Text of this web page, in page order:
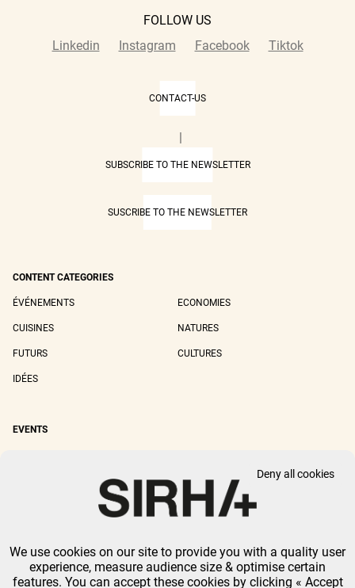
FOLLOW US
Linkedin
Instagram Facebook Tiktok
CONTACT-US
|
SUBSCRIBE TO THE NEWSLETTER
SUSCRIBE TO THE NEWSLETTER
CONTENT CATEGORIES
ÉVÉNEMENTS ECONOMIES
CUISINES NATURES
FUTURS CULTURES
IDÉES
EVENTS
SIRHA WORLD PASTRY CUP
LEGAL NOTICE PRIVACY POLICY GTU-COOKIES MANAGEMENT
GL EVENTS ALL RIGHTS RESERVED.
We use cookies on our site to provide you with a quality user
experience, measure audience size & optimise certain
features. You can accept these cookies by clicking « Accept
Deny all cookies